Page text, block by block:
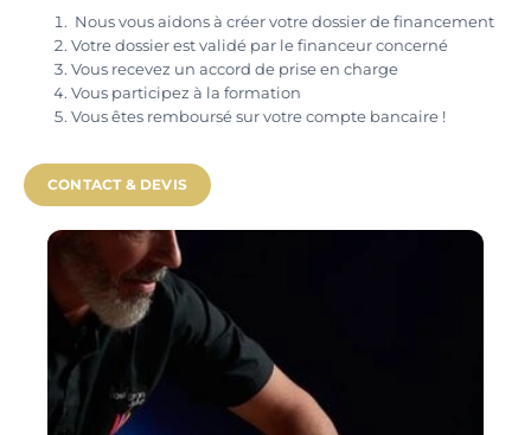
Nous vous aidons à créer votre dossier de financement
Votre dossier est validé par le financeur concerné
Vous recevez un accord de prise en charge
Vous participez à la formation
Vous êtes remboursé sur votre compte bancaire !
CONTACT & DEVIS